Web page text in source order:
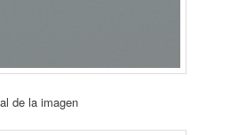
de la imagen